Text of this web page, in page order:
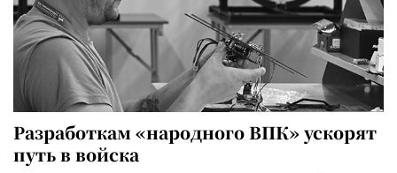
Разработкам «народного ВПК» ускорят
путь в войска